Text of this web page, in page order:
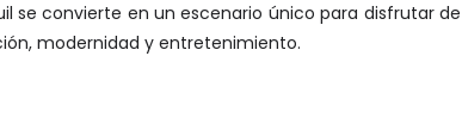
se convierte en un escenario único para disfrutar de
modernidad y entretenimiento.